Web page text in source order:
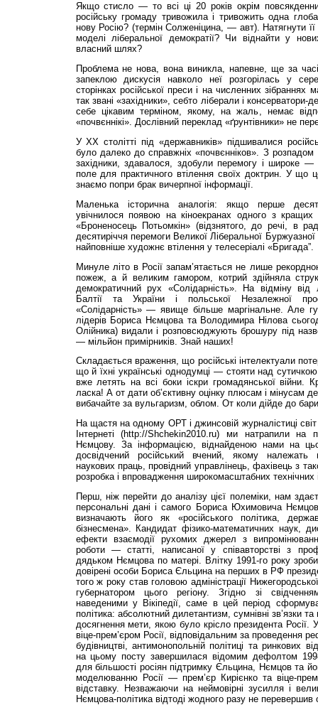
Якщо стисло — то всі ці 20 років окрім
російську громаду тривожила і тривожить одна
нову Росію? (термін Солженіцина, — авт). Натягнути її
моделі ліберальної демократії? Чи віднайти у
власний шлях?
Проблема не нова, вона виникла, напевне, ще за
запеклою дискусія навколо неї розгорілась у
сторінках російської преси і на численних
так звані «західники», себто ліберали і
себе цікавим терміном, якому, на жаль, немає
«почвєннікі». Дослівний переклад «ґрунтівники» не
У ХХ столітті під «державників» підшивалися
було далеко до справжніх «почвєнніков». З
західники, здавалося, здобули перемогу і широке
поле для практичного втілення своїх доктрин. У що
знаємо попри брак вичерпної інформації.
Маленька історична аналогія: якщо перше
увічнилося появою на кіноекранах одного з кращих
«Броненосець Потьомкін» (відзнятого, до речі, в
десятиріччя перемоги Великої Ліберальної
найповніше художнє втілення у телесеріалі «Бригада”.
Минуле літо в Росії запам’ятається не лише
пожеж, а й великим гамором, котрий здійняла
демократичний рух «Солідарність». На відміну
Балтії та України і польської Незалежної
«Солідарність» — явище більше маргінальне. Але
лідерів Бориса Нємцова та Володимира Нілова
Олійника) видали і розповсюджують брошуру під
— мільйон примірників. Знай наших!
Складається враження, що російські інтелектуали
що й їхні українські однодумці — стояти над
вже летять на всі боки іскри громадянської
ласка! А от дати об’єктивну оцінку плюсам і мінусам
вибачайте за вульгаризм, облом. От коли дійде до
На щастя на одному ОРТ і джинсовій журналістиці
Інтернеті (http://Shchekin2010.ru) ми натрапили на
Нємцову. За інформацією, віднайденою нами на
досвідчений російський вчений, якому
наукових праць, провідний управлінець, фахівець з
розробка і впровадження широкомасштабних технічних
Перш, ніж перейти до аналізу цієї полеміки, нам
персональні дані і самого Бориса Юхимовича
визначають його як «російського політика,
бізнесмена». Кандидат фізико-математичних наук,
ефекти взаємодії рухомих джерел з
роботи — статті, написаної у співавторстві з
дядьком Нємцова по матері. Влітку 1991-го року
довірені особи Бориса Єльцина на перших в РФ
того ж року став головою адміністрації
губернатором цього регіону. Згідно зі
наведеними у Вікіпедії, саме в цей період
політика: абсолютний дилетантизм, сумнівні зв’язки
досягнення мети, якою було крісло президента Росії.
віце-прем’єром Росії, відповідальним за проведення
будівництві, антимонопольній політиці та ринкових
на цьому посту завершилася відомим дефолтом
для більшості росіян підтримку Єльцина, Нємцов та
моделюванню Росії — прем’єр Кирієнко та віце-
відставку. Незважаючи на неймовірні зусилля і
Нємцова-політика відтоді жодного разу не перевершив